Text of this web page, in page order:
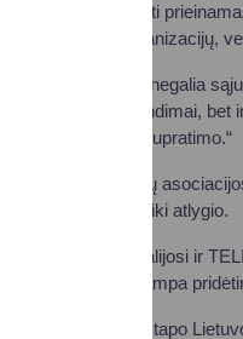
sprendimai, kaip kurti
nevyriausybinių organizacijų,
Lietuvos žmonių su negalia
architektūriniai sprendimai,
ne tik rampų, bet ir supratimo.“
Dirbančiųjų neįgaliųjų
aplinką – nuo įėjimo iki atlygio.
Pozityvia patirtimi dalijosi ir
įtraukumas versle tampa
Įkvėpiančiu akcentu tapo